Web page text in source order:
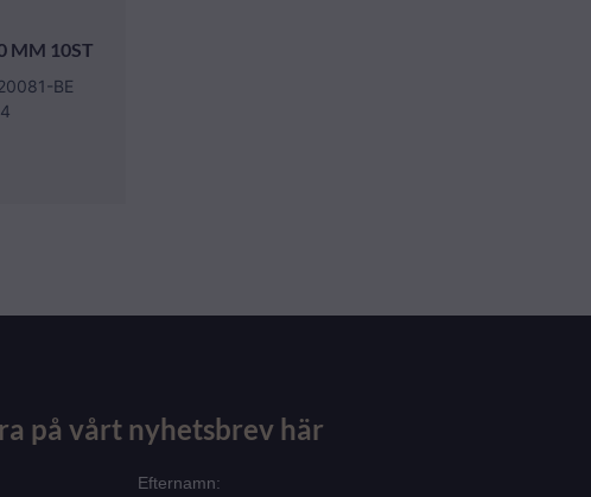
MM 10ST
BE
på vårt nyhetsbrev här
Efternamn: